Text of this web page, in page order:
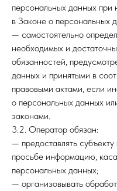
персональных данных при
в Законе о персональных
— самостоятельно
необходимых и
обязанностей,
данных и принятыми в
правовыми актами, если
о персональных данных
законами.
3.2. Оператор обязан:
— предоставлять
просьбе информацию,
персональных данных;
— организовывать